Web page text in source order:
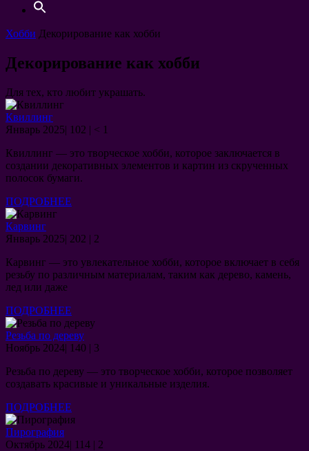
Search
Search Button
КНОПКА
Хобби Декорирование как хобби
Декорирование как хобби
Для тех, кто любит украшать.
Квиллинг
Январь 202503.01.2025
| 102 | < 1
Квиллинг — это творческое хобби, которое заключается в
создании декоративных элементов и картин из скрученных
полосок бумаги.
ПОДРОБНЕЕ
Карвинг
Январь 202503.01.2025
| 202 | 2
Карвинг — это увлекательное хобби, которое включает в себя
резьбу по различным материалам, таким как дерево, камень,
лед или даже
ПОДРОБНЕЕ
Резьба по дереву
Ноябрь 202430.11.2024
| 140 | 3
Резьба по дереву — это творческое хобби, которое позволяет
создавать красивые и уникальные изделия.
ПОДРОБНЕЕ
Пирография
Октябрь 202424.10.2024
| 114 | 2